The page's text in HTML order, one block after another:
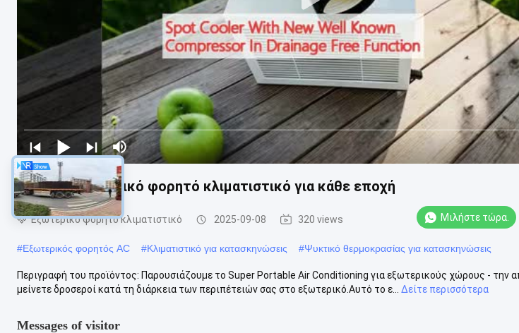
Ελαφρύ εξωτερικό φορητό κλιματιστικό για κάθε εποχή
Εξωτερικό φορητό κλιματιστικό 2025-09-08 320 views Μιλήστε τώρα.
#Εξωτερικός φορητός AC #Κλιματιστικό για κατασκηνώσεις #Ψυκτικό θερμοκρασίας για κατασκηνώσεις
Περιγραφή του προϊόντος: Παρουσιάζουμε το Super Portable Air Conditioning για εξωτερικούς χώρους - την
μείνετε δροσεροί κατά τη διάρκεια των περιπέτειών σας στο εξωτερικό.Αυτό το ε...
Δείτε περισσότερα
Messages of visitor